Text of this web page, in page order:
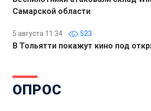
Самарской области
5 августа 11:34 523
В Тольятти покажут кино под
ОПРОС